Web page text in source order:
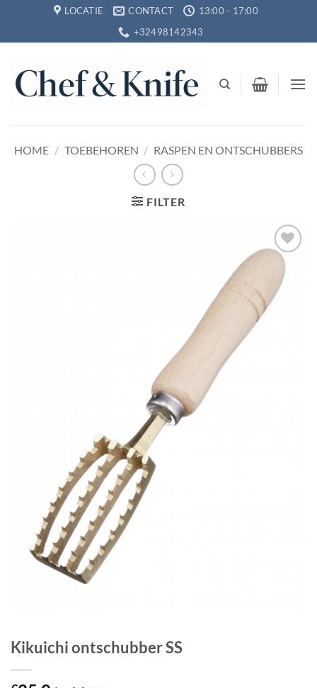
inhoud
LOCATIE CONTACT
13:00 - 17:00
+32498142343
HOME / TOEBEHOREN / RASPEN EN ONTSCHUBBERS
FILTER
Toevoegen
aan
verlanglijst
Kikuichi ontschubber SS